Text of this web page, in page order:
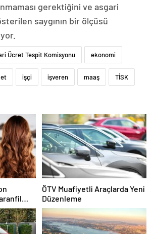
gerektiğini ve asgari
saygının bir ölçüsü
Ücret Tespit Komisyonu ekonomi
işçi işveren maaş TİSK
ÖTV Muafiyetli Araçlarda Yeni
Düzenleme